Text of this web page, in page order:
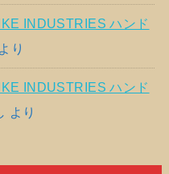
INDUSTRIES ハンド
より
INDUSTRIES ハンド
より